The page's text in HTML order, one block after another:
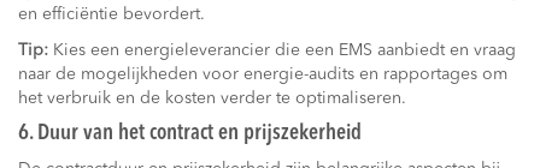
en efficiëntie bevordert.
Tip: Kies een energieleverancier die een EMS aanbiedt en vraag
naar de mogelijkheden voor energie-audits en rapportages om
het verbruik en de kosten verder te optimaliseren.
6. Duur van het contract en prijszekerheid